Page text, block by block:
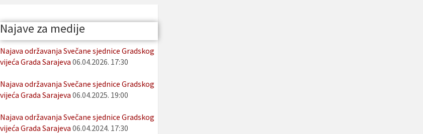
Najave za medije
Najava održavanja Svečane sjednice Gradskog
vijeća Grada Sarajeva 06.04.2026. 17:30
Najava održavanja Svečane sjednice Gradskog
vijeća Grada Sarajeva 06.04.2025. 19:00
Najava održavanja Svečane sjednice Gradskog
vijeća Grada Sarajeva 06.04.2024. 17:30